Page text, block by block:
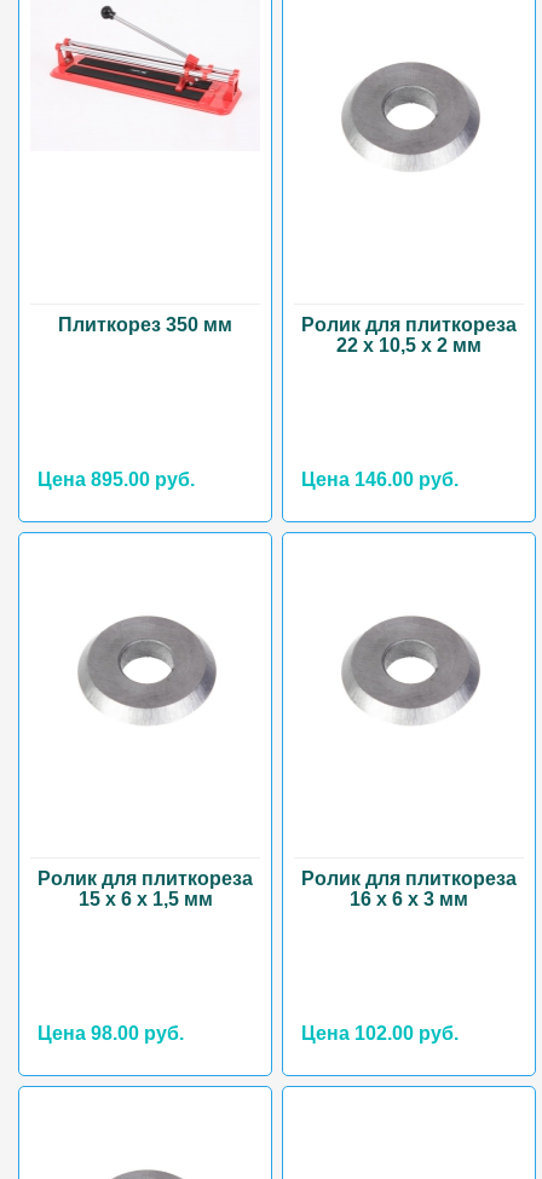
Плиткорез 350 мм
Цена 895.00 руб.
Ролик для плиткореза
22 х 10,5 х 2 мм
Цена 146.00 руб.
Ролик для плиткореза
15 х 6 х 1,5 мм
Цена 98.00 руб.
Ролик для плиткореза
16 х 6 х 3 мм
Цена 102.00 руб.